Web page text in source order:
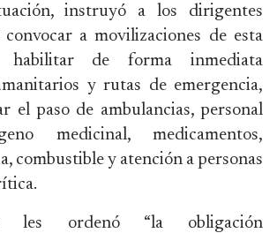
instruyó a los dirigentes
convocar a movilizaciones de esta
de forma inmediata
y rutas de emergencia,
el paso de ambulancias, personal
medicinal, medicamentos,
combustible y atención a personas
les ordenó “la obligación